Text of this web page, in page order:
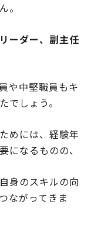
。
ーダー、副主任
や中堅職員もキ
でしょう。
めには、経験年
になるものの、
身のスキルの向
ながってきま